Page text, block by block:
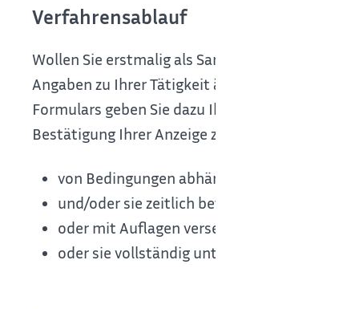
Verfahrensablauf
Wollen Sie erstmalig als Sammler, Beförderer,
Angaben zu Ihrer Tätigkeit ändern, zeigen Sie
Formulars geben Sie dazu Ihre Daten an und
Bestätigung Ihrer Anzeige zu und kann Ihre
von Bedingungen abhängig machen,
und/oder sie zeitlich befristen
oder mit Auflagen versehen
oder sie vollständig untersagen.